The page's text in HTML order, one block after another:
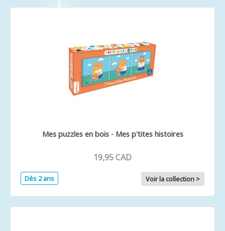
Mes puzzles en bois - Mes p'tites histoires
19,95 CAD
Dès 2 ans Voir la collection >